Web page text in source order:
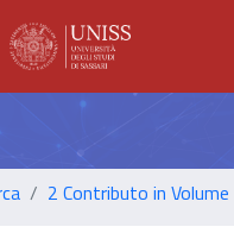
2 Contributo in Volume